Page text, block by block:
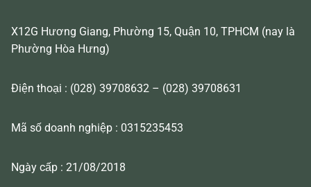
X12G Hương Giang, Phường 15, Quận 10, TPHCM (nay là
Phường Hòa Hưng)
Điện thoại : (028) 39708632 – (028) 39708631
Mã số doanh nghiệp : 0315235453
Ngày cấp : 21/08/2018